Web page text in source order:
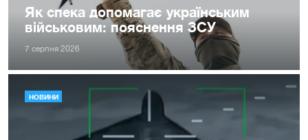
Як спека допомагає українським
військовим: пояснення ЗСУ
7 серпня 2026
НОВИНИ